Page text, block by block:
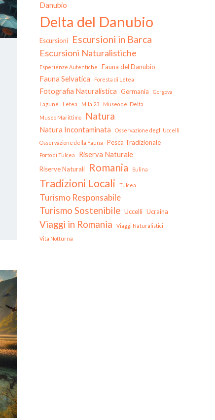
Danubio
Delta del Danubio
Escursioni Escursioni in Barca
Escursioni Naturalistiche
Esperienze Autentiche Fauna del Danubio
Fauna Selvatica Foresta di Letea
Fotografia Naturalistica Germania
Gorgova
Lagune
Letea Mila 23 Museo del Delta
Museo Marittimo Natura
Natura Incontaminata
Osservazione degli Uccelli
Osservazione della Fauna
Pesca Tradizionale
Porto di Tulcea Riserva Naturale
Riserve Naturali Romania Sulina
Tradizioni Locali Tulcea
Turismo Responsabile
Turismo Sostenibile Uccelli Ucraina
Viaggi in Romania
Viaggi Naturalistici
Vita Notturna